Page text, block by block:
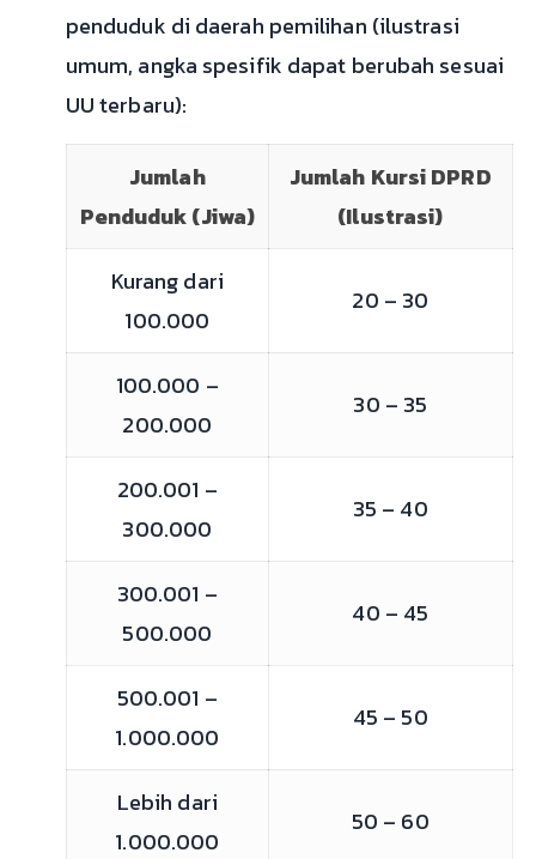
penduduk di daerah pemilihan (ilustrasi
umum, angka spesifik dapat berubah sesuai
UU terbaru):
Jumlah
Penduduk (Jiwa)
Jumlah Kursi DPRD
(Ilustrasi)
Kurang dari
100.000
20 – 30
100.000 –
200.000
30 – 35
200.001 –
300.000
35 – 40
300.001 –
500.000
40 – 45
500.001 –
1.000.000
45 – 50
Lebih dari
1.000.000
50 – 60